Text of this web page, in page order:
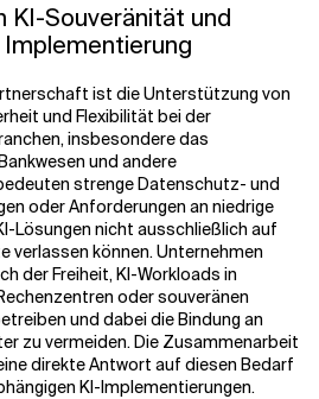
KI-Souveränität und
ist die Unterstützung von
und Flexibilität bei der
insbesondere das
und andere
strenge Datenschutz- und
oder Anforderungen an niedrige
Lösungen nicht ausschließlich auf
können. Unternehmen
der Freiheit, KI-Workloads in
oder souveränen
und dabei die Bindung an
zu vermeiden. Die Zusammenarbeit
direkte Antwort auf diesen Bedarf
KI-Implementierungen.